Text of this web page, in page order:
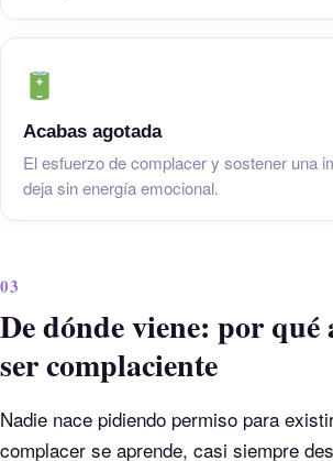
Acabas agotada
El esfuerzo de complacer y sostener una
deja sin energía emocional.
03
De dónde viene: por qué
ser complaciente
Nadie nace pidiendo permiso para
complacer se aprende, casi siempre